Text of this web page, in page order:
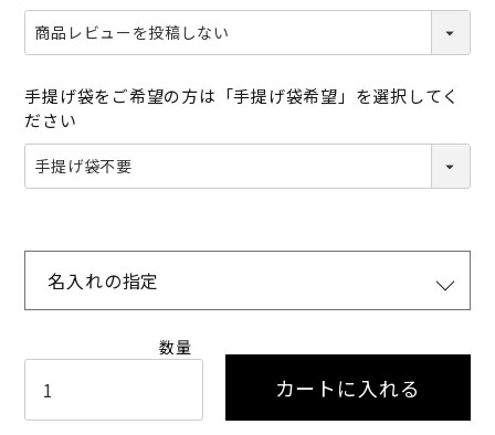
カートに入れる
手提げ袋をご希望の方は「手提げ袋希望」を選択してく
ださい
名入れの指定